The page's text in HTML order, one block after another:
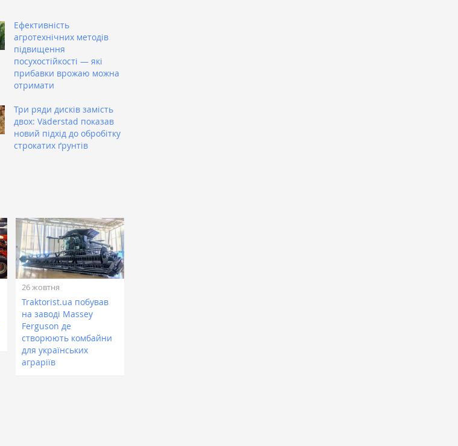
Ефективність
агротехнічних методів
підвищення
посухостійкості — які
прибавки врожаю можна
отримати
Три ряди дисків замість
двох: Väderstad показав
новий підхід до обробітку
строкатих ґрунтів
26 жовтня
Traktorist.ua побував
на заводі Massey
Ferguson де
створюють комбайни
для українських
аграріїв